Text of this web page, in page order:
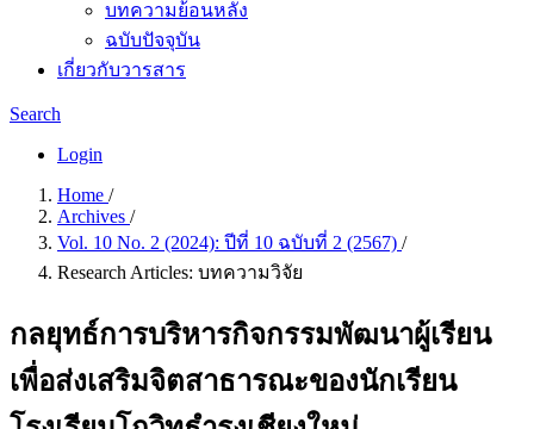
บทความย้อนหลัง
ฉบับปัจจุบัน
เกี่ยวกับวารสาร
Search
Login
Home /
Archives /
Vol. 10 No. 2 (2024): ปีที่ 10 ฉบับที่ 2 (2567) /
Research Articles: บทความวิจัย
กลยุทธ์การบริหารกิจกรรมพัฒนาผู้เรียน
เพื่อส่งเสริมจิตสาธารณะของนักเรียน